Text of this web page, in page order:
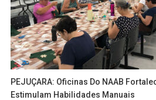
PEJUÇARA: Oficinas Do NAAB
Estimulam Habilidades Manuais